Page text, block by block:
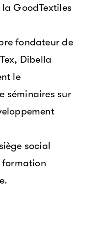
GoodTextiles
fondateur de
Dibella
le
séminaires sur
social
formation